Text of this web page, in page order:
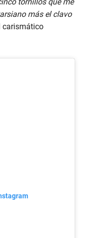
más el clavo
carismático